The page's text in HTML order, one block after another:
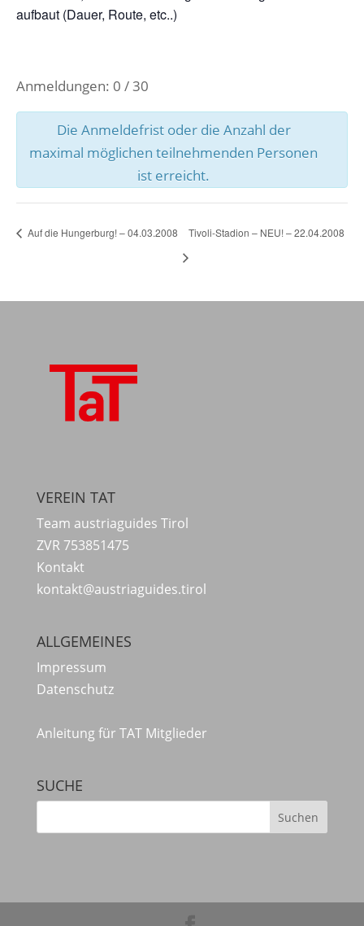
aufbaut (Dauer, Route, etc..)
Anmeldungen: 0 / 30
Die Anmeldefrist oder die Anzahl der
maximal möglichen teilnehmenden Personen
ist erreicht.
Auf die Hungerburg! – 04.03.2008 Tivoli-Stadion – NEU! – 22.04.2008
VEREIN TAT
Team austriaguides Tirol
ZVR 753851475
Kontakt
kontakt@austriaguides.tirol
ALLGEMEINES
Impressum
Datenschutz
Anleitung für TAT Mitglieder
SUCHE